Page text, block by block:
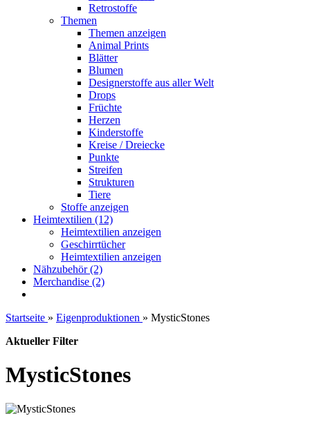
Retrostoffe
Themen
Themen anzeigen
Animal Prints
Blätter
Blumen
Designerstoffe aus aller Welt
Drops
Früchte
Herzen
Kinderstoffe
Kreise / Dreiecke
Punkte
Streifen
Strukturen
Tiere
Stoffe anzeigen
Heimtextilien (12)
Heimtextilien anzeigen
Geschirrtücher
Heimtextilien anzeigen
Nähzubehör (2)
Merchandise (2)
Startseite » Eigenproduktionen » MysticStones
Aktueller Filter
MysticStones